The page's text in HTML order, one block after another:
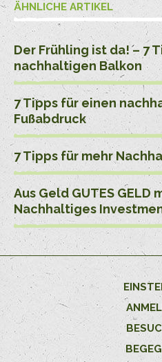
ÄHNLICHE ARTIKEL
Der Frühling ist da! – 7
nachhaltigen Balkon
7 Tipps für einen
Fußabdruck
7 Tipps für mehr
Aus Geld GUTES GELD
Nachhaltiges